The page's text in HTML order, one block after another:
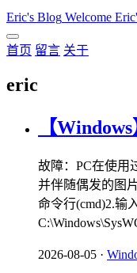
Eric's Blog Welcome
首页 留言 关于
eric
【
故障：PC在使用
并伴随偶发的图
命令行(cmd)2.输
2026-08-05 ·